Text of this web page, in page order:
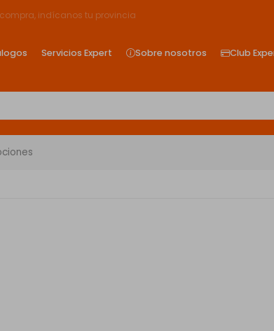
indícanos tu provincia
Servicios Expert Sobre nosotros Club